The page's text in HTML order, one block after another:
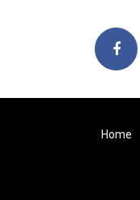
Home